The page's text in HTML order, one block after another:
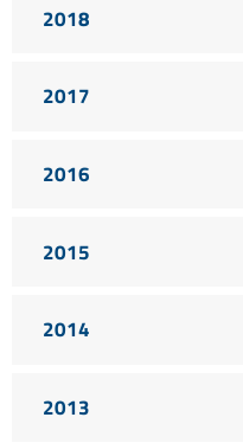
2018
2017
2016
2015
2014
2013